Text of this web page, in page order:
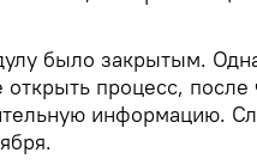
было закрытым.
открыть процесс,
информацию.